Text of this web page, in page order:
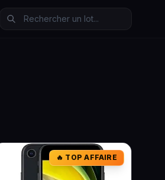
🔥 TOP AFFAIRE